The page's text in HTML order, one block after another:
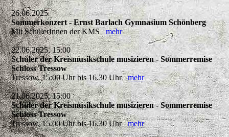
26.06.2025
Sommerkonzert - Ernst Barlach Gymnasium Schönberg
Mit SchülerInnen der KMSmehr
22.06.2025, 15:00
Schüler der Kreismusikschule musizieren - Sommerremise
Schloss Tressow
Tressow, 15:00 Uhr bis 16.30 Uhrmehr
21.06.2025, 15:00
Schüler der Kreismusikschule musizieren - Sommerremise
Schloss Tressow
Tressow, 15.00 Uhr bis 16.30 Uhrmehr